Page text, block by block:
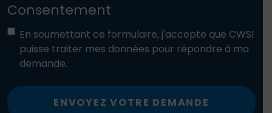
Consentement
En soumettant ce formulaire, j'accepte que CWSI
puisse traiter mes données pour répondre à ma
demande.
ENVOYEZ VOTRE DEMANDE